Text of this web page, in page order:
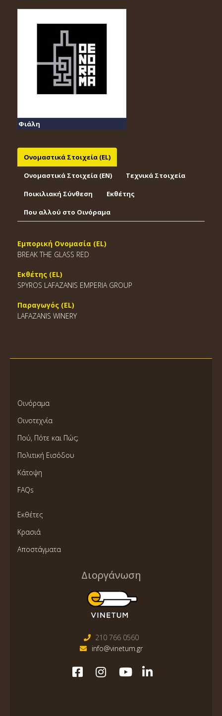
Φιάλη
Ονομαστικά Στοιχεία (EL)
Ονομαστικά Στοιχεία (EΝ) Τεχνικά Στοιχεία
Ποικιλιακή Σύνθεση Εκθέτης
Που αλλού στο Οινόραμα
Εμπορική Ονομασία (EL)
BREAK THE GLASS RED
Εκθέτης (EL)
SPYROS LAFAZANIS EMPERIA GROUP
Παραγωγός (EL)
LAFAZANIS WINERY
Οινόραμα
Οινοτεχνία
Πού, Πότε και Πώς;
Πολιτική Εισόδου
Κάτοψη
FAQs
Εκθέτες
Κρασιά
Αποστάγματα
Διοργάνωση
210 766 0560
info@vinetum.gr